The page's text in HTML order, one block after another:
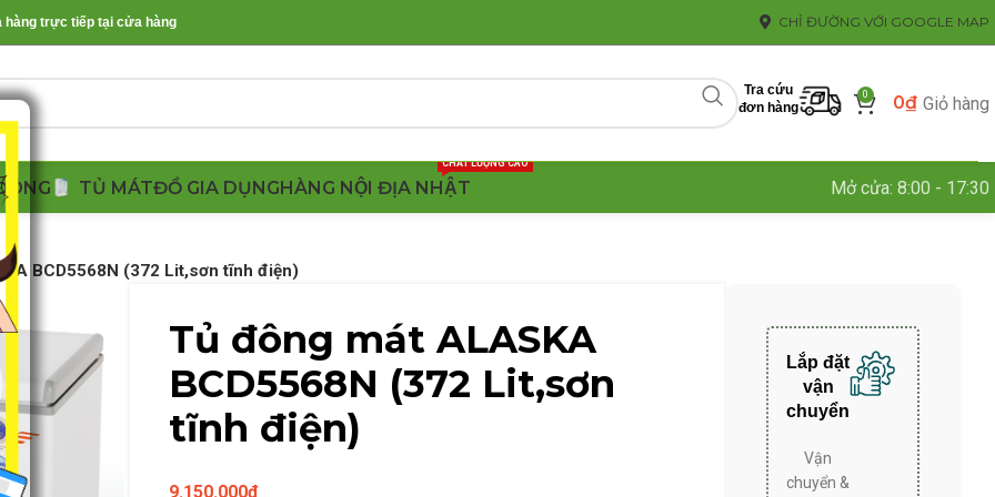
hàng trực tiếp tại cửa hàng CHỈ ĐƯỜNG VỚI GOOGLE MAP
Tra cứu
đơn hàng
0 0₫ Giỏ hàng
TỦ MÁTĐỒ GIA DỤNGHÀNG NỘI ĐỊA NHẬT
CHẤT LƯỢNG CAO
Mở cửa: 8:00 - 17:30
BCD5568N (372 Lit,sơn tĩnh điện)
Tủ đông mát ALASKA
BCD5568N (372 Lit,sơn
tĩnh điện)
9.150.000₫
Lắp đặt
vận
chuyển
Vận
chuyển &